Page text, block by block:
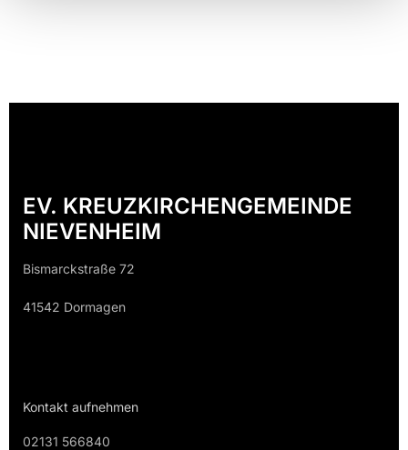
EV. KREUZKIRCHENGEMEINDE
NIEVENHEIM
Bismarckstraße 72
41542 Dormagen
Kontakt aufnehmen
02131 566840